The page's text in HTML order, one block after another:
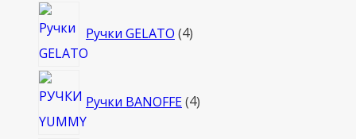
Ручки GELATO 4товара
Ручки BANOFFE 4товара